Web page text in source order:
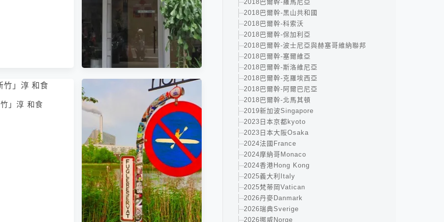
「新竹」高宅 ใจเกา (預約制)
」淳 和食
2018巴爾幹-羅馬尼亞
2018巴爾幹-黑山共和國
2018巴爾幹-科索沃
2018巴爾幹-保加利亞
2018巴爾幹-波士尼亞與赫塞哥維納聯邦
2018巴爾幹-塞爾維亞
2018巴爾幹-斯洛維尼亞
2018巴爾幹-克羅埃西亞
2018巴爾幹-阿爾巴尼亞
2018巴爾幹-北馬其頓
2019新加波Singapore
2023日本京都kyoto
2023日本大阪Osaka
2024法國France
2024摩納哥Monaco
2024香港Hong Kong
2025義大利Italy
2025梵蒂岡Vatican
2026丹麥Danmark
2026瑞典Sverige
2026挪威Norge